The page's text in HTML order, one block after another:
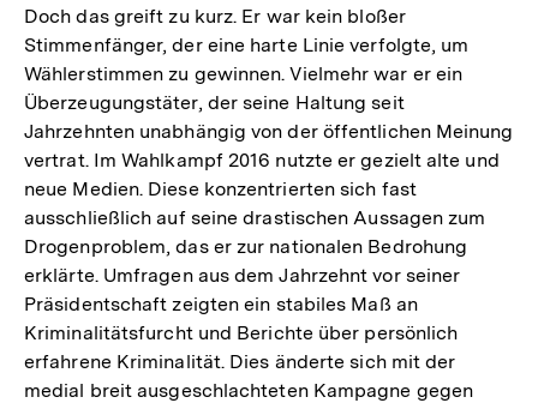
Doch das greift zu kurz. Er war kein bloßer
Stimmenfänger, der eine harte Linie verfolgte, um
Wählerstimmen zu gewinnen. Vielmehr war er ein
Überzeugungstäter, der seine Haltung seit
Jahrzehnten unabhängig von der öffentlichen Meinung
vertrat. Im Wahlkampf 2016 nutzte er gezielt alte und
neue Medien. Diese konzentrierten sich fast
ausschließlich auf seine drastischen Aussagen zum
Drogenproblem, das er zur nationalen Bedrohung
erklärte. Umfragen aus dem Jahrzehnt vor seiner
Präsidentschaft zeigten ein stabiles Maß an
Kriminalitätsfurcht und Berichte über persönlich
erfahrene Kriminalität. Dies änderte sich mit der
medial breit ausgeschlachteten Kampagne gegen